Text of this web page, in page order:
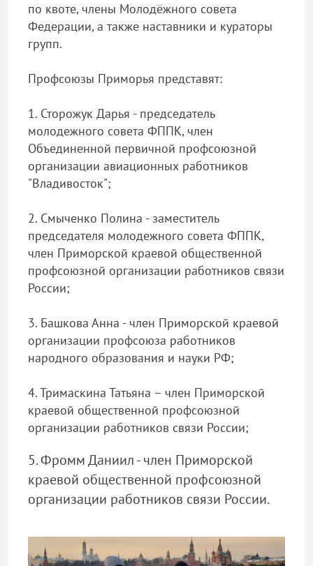
по квоте, члены Молодёжного совета
Федерации, а также наставники и кураторы
групп.
Профсоюзы Приморья представят:
1. Сторожук Дарья - председатель
молодежного совета ФППК, член
Объединенной первичной профсоюзной
организации авиационных работников
"Владивосток";
2. Смыченко Полина - заместитель
председателя молодежного совета ФППК,
член Приморской краевой общественной
профсоюзной организации работников связи
России;
3. Башкова Анна - член Приморской краевой
организации профсоюза работников
народного образования и науки РФ;
4. Тримаскина Татьяна – член Приморской
краевой общественной профсоюзной
организации работников связи России;
5. Фромм Даниил - член Приморской
краевой общественной профсоюзной
организации работников связи России.